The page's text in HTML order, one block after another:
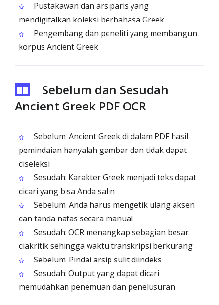
Pustakawan dan arsiparis yang
mendigitalkan koleksi berbahasa Greek
Pengembang dan peneliti yang membangun
korpus Ancient Greek
Sebelum dan Sesudah
Ancient Greek PDF OCR
Sebelum: Ancient Greek di dalam PDF hasil
pemindaian hanyalah gambar dan tidak dapat
diseleksi
Sesudah: Karakter Greek menjadi teks dapat
dicari yang bisa Anda salin
Sebelum: Anda harus mengetik ulang aksen
dan tanda nafas secara manual
Sesudah: OCR menangkap sebagian besar
diakritik sehingga waktu transkripsi berkurang
Sebelum: Pindai arsip sulit diindeks
Sesudah: Output yang dapat dicari
memudahkan penemuan dan penelusuran